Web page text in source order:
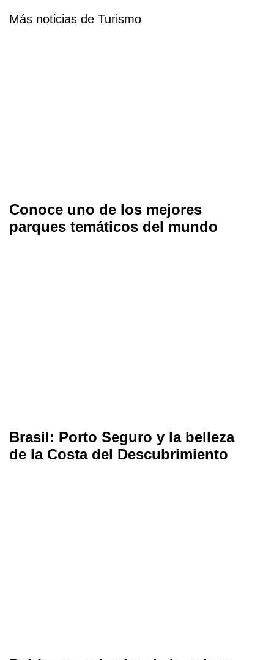
Más noticias de Turismo
Conoce uno de los mejores
parques temáticos del mundo
Brasil: Porto Seguro y la belleza
de la Costa del Descubrimiento